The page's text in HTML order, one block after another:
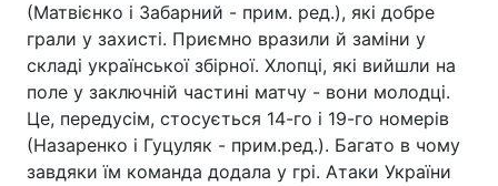
(Матвієнко і Забарний - прим. ред.), які добре
грали у захисті. Приємно вразили й заміни у
складі української збірної. Хлопці, які вийшли на
поле у заключній частині матчу - вони молодці.
Це, передусім, стосується 14-го і 19-го номерів
(Назаренко і Гуцуляк - прим.ред.). Багато в чому
завдяки їм команда додала у грі. Атаки України